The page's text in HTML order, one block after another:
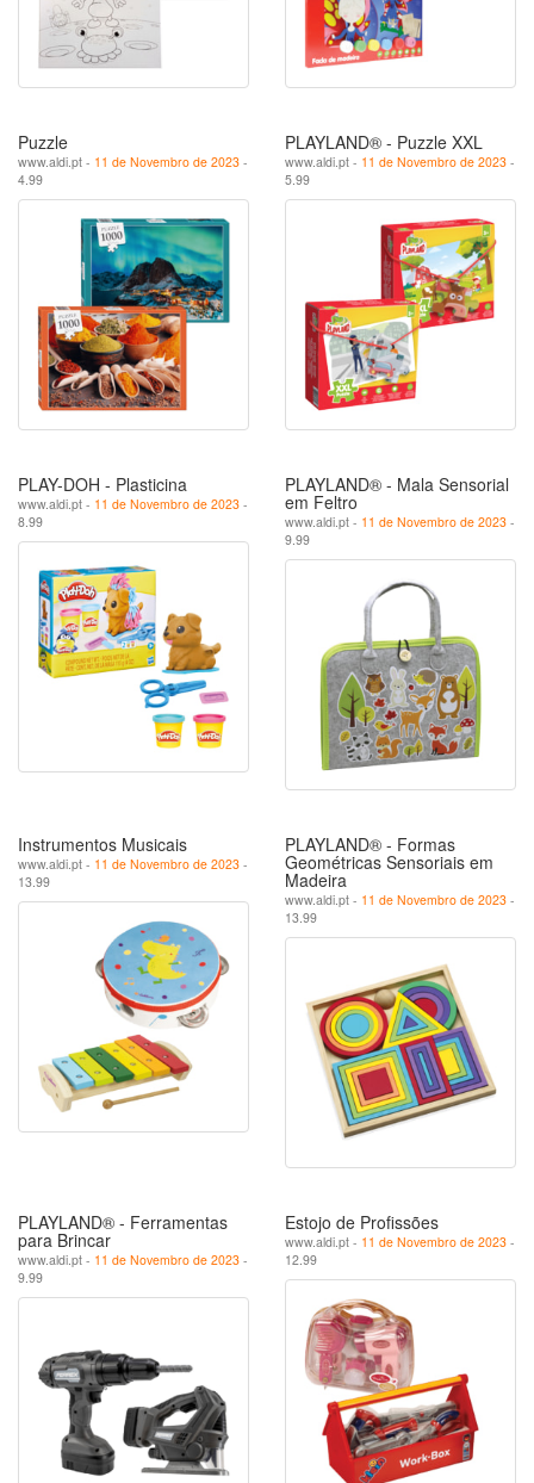
Puzzle
www.aldi.pt - 11 de Novembro de 2023 -
4.99
PLAYLAND® - Puzzle XXL
www.aldi.pt - 11 de Novembro de 2023 -
5.99
PLAY-DOH - Plasticina
www.aldi.pt - 11 de Novembro de 2023 -
8.99
PLAYLAND® - Mala Sensorial
em Feltro
www.aldi.pt - 11 de Novembro de 2023 -
9.99
Instrumentos Musicais
www.aldi.pt - 11 de Novembro de 2023 -
13.99
PLAYLAND® - Formas
Geométricas Sensoriais em
Madeira
www.aldi.pt - 11 de Novembro de 2023 -
13.99
PLAYLAND® - Ferramentas
para Brincar
www.aldi.pt - 11 de Novembro de 2023 -
9.99
Estojo de Profissões
www.aldi.pt - 11 de Novembro de 2023 -
12.99